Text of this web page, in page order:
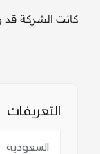
كانت الشركة
التعريفات
السعودية